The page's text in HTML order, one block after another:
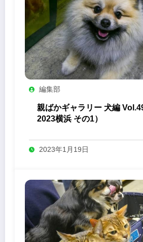
編集部
親ばかギャラリー 犬編
2023横浜 その1）
2023年1月19日